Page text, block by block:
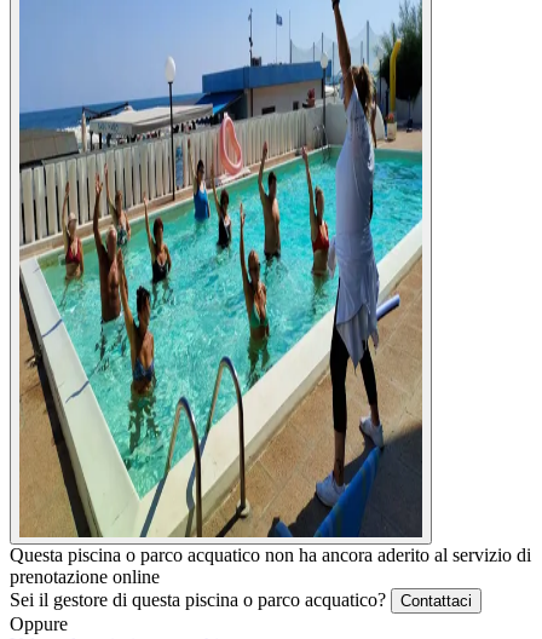
Questa piscina o parco acquatico non ha ancora aderito al servizio di
prenotazione online
Sei il gestore di questa piscina o parco acquatico?
Contattaci
Oppure